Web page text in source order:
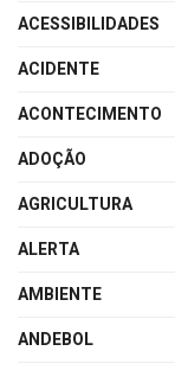
ACESSIBILIDADES
ACIDENTE
ACONTECIMENTO
ADOÇÃO
AGRICULTURA
ALERTA
AMBIENTE
ANDEBOL